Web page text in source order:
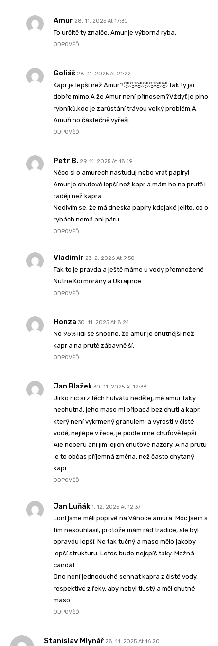
Amur 28. 11. 2025 At 17:30
To určitě ty znalče. Amur je výborná ryba.
ODPOVĚĎ
Goliáš 28. 11. 2025 At 21:22
Kapr je lepší než Amur?🤣🤣🤣🤣🤣🤣🤣.Tak ty jsi
dobře mimo.A že Amur není přínosem?Vždyť je plno
rybníků,kde je zarůstání trávou velký problém.A
Amuři ho částečně vyřeší
ODPOVĚĎ
Petr B. 29. 11. 2025 At 18:19
Něco si o amurech nastuduj nebo vrať papiry!
Amur je chuťově lepší než kapr a mám ho na prutě i
raději než kapra.
Nedivím se, že má dneska papíry kdejaké jelito, co o
rybách nemá ani páru….
ODPOVĚĎ
Vladimír 23. 2. 2026 At 9:50
Tak to je pravda a ještě máme u vody přemnožené
Nutrie Kormorány a Ukrajince
ODPOVĚĎ
Honza 30. 11. 2025 At 8:24
No 95% lidí se shodne, že amur je chutnější než
kapr a na prutě zábavnější.
ODPOVĚĎ
Jan Blažek 30. 11. 2025 At 12:38
Jirko nic si z těch hulvátů nedělej, mě amur taky
nechutná, jeho maso mi připadá bez chuti a kapr,
který není vykrmený granulemi a vyrostl v čisté
vodě, nejlépe v řece, je podle mne chuťově lepší.
Ale neberu ani jim jejich chuťové názory. A na prutu
je to občas příjemná změna, než často chytaný
kapr.
ODPOVĚĎ
Jan Luňák 1. 12. 2025 At 12:37
Loni jsme měli poprvé na Vánoce amura. Moc jsem s
tím nesouhlasil, protože mám rád tradice, ale byl
opravdu lepší. Ne tak tučný a maso mělo jakoby
lepší strukturu. Letos bude nejspíš taky. Možná
candát.
Ono není jednoduché sehnat kapra z čisté vody,
respektive z řeky, aby nebyl tlustý a měl chutné
maso…
ODPOVĚĎ
Stanislav Mlynář 28. 11. 2025 At 16:20